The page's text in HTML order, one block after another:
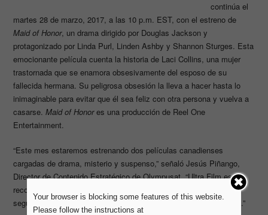
continúa el
martes 28 de marzo, 2017, a las 10 p.m. EST, con el estreno de
Maid of Honor, un drama dirigido por Douglas Jackson y
protagonizado por Linda Purl, Linden Ashby y Shannon Sturges. Esta
emocionante película cuenta la historia de Laci Collins, una mujer
trastornada que se enamora obsesivamente del esposo de su
fallecida hermana. Su peligrosa obsesión la lleva a hacer hasta lo
inimaginable para evitar que él sea feliz con otra persona y vuelva a
casarse.Maid of Honores una producción de Reel One
Entertainment.
“Este mes estaremos estrenando dos películas canadienses
cargadas de drama, misterio y suspenso,” señaló Jesús Piñango,
Director de Contenido Estratégico de Olympusat. “Ultra Film es
reconocido por la calidad de sus películas, es por esto que estoy
seguro de queObsessionyMaid of Honorvan a ser un gran éxito.”
Your browser is blocking some features of this website.
Please follow the instructions at